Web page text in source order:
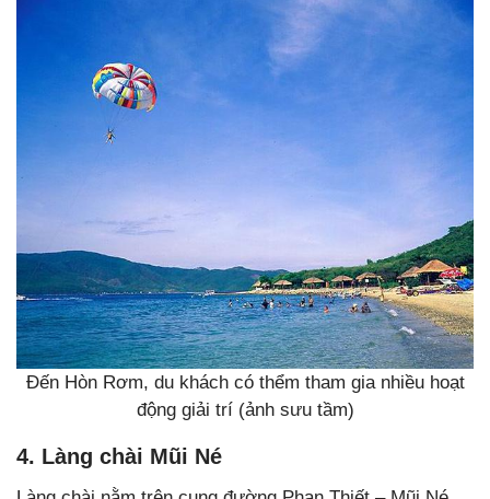
Đến Hòn Rơm, du khách có thểm tham gia nhiều hoạt
động giải trí (ảnh sưu tầm)
4. Làng chài Mũi Né